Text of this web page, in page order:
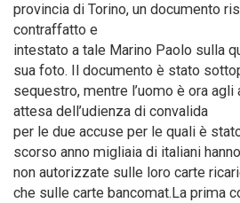
provincia di Torino, un documento
contraffatto e
intestato a tale Marino Paolo sulla
sua foto. Il documento è stato
sequestro, mentre l’uomo è ora
attesa dell’udienza di convalida
per le due accuse per le quali è
scorso anno migliaia di italiani
non autorizzate sulle loro carte
che sulle carte bancomat.La prima